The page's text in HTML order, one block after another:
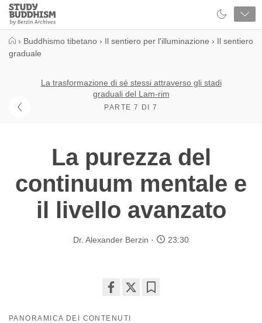
Close
Study
Buddhism
› Buddhismo tibetano › Il sentiero per l'illuminazione › Il sentiero
graduale
La trasformazione di sé stessi attraverso gli stadi
graduali del Lam-rim
PARTE 7 DI 7
La purezza del
continuum mentale e
il livello avanzato
Dr. Alexander Berzin 23:30
on
PANORAMICA DEI CONTENUTI